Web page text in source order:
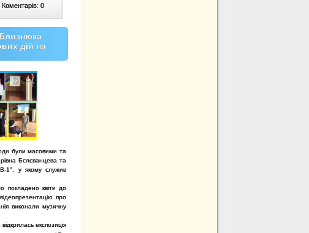
Коментарів: 0
дій на
були масовими та
Бєлєванцева та
1", у якому служив
покладено квіти до
про
виконали музичну
експозиція